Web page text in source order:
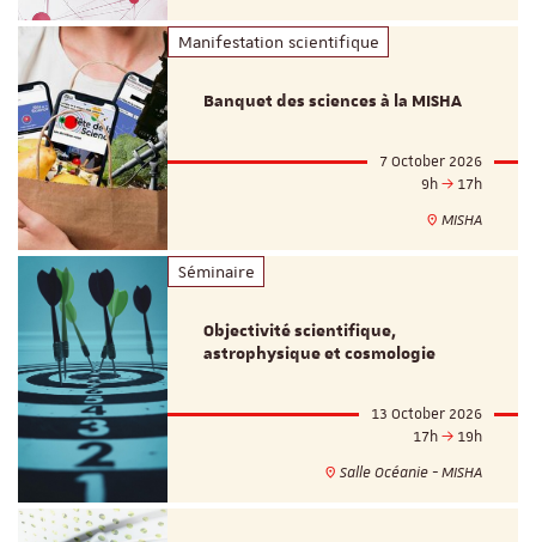
Manifestation scientifique
Banquet des sciences à la MISHA
7 October 2026
9h
17h
MISHA
Séminaire
Objectivité scientifique,
astrophysique et cosmologie
13 October 2026
17h
19h
Salle Océanie - MISHA